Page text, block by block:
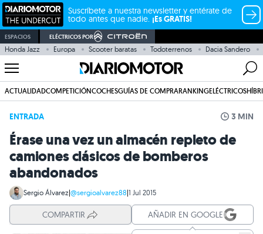
Suscríbete a nuestra newsletter y entérate de
todo antes que nadie. ¡Es GRATIS!
ESPACIOS ELÉCTRICOS POR
Honda Jazz Europa Scooter baratas Todoterrenos Dacia Sandero
ACTUALIDADCOMPETICIÓNCOCHESGUÍAS DE COMPRARANKINGELÉCTRICOS
ENTRADA 3 MIN
Érase una vez un almacén repleto de
camiones clásicos de bomberos
abandonados
Sergio Álvarez|@sergioalvarez88|1 Jul 2015
COMPARTIR AÑADIR EN GOOGLE